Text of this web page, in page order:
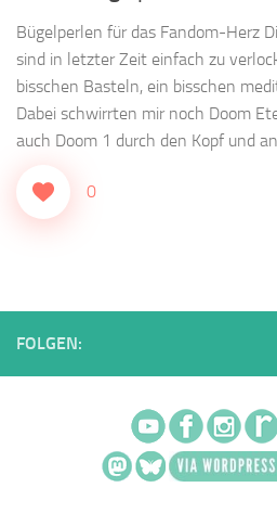
Bügelperlen für das Fandom-Herz
sind in letzter Zeit einfach zu
bisschen Basteln, ein bisschen
Dabei schwirrten mir noch Doom
auch Doom 1 durch den Kopf und
0
FOLGEN: